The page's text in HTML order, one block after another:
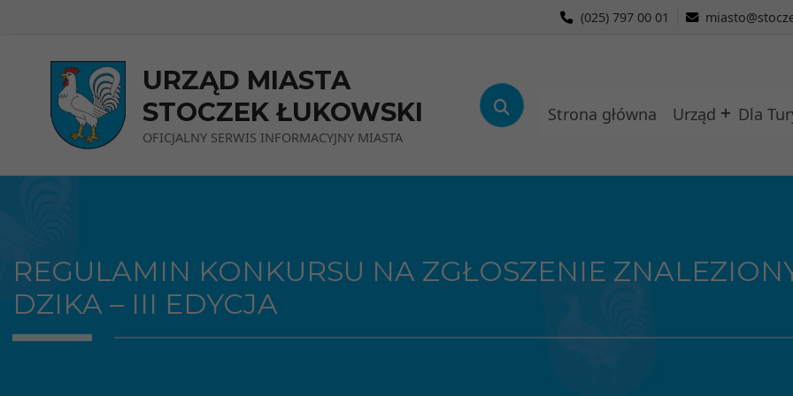
(025) 797 00 01
URZĄD MIASTA
STOCZEK ŁUKOWSKI
OFICJALNY SERWIS INFORMACYJNY MIASTA
Strona główna Urząd Dla
REGULAMIN KONKURSU NA ZGŁOSZENIE
DZIKA – III EDYCJA